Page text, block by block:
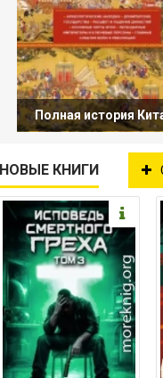
Полная история
НОВЫЕ КНИГИ